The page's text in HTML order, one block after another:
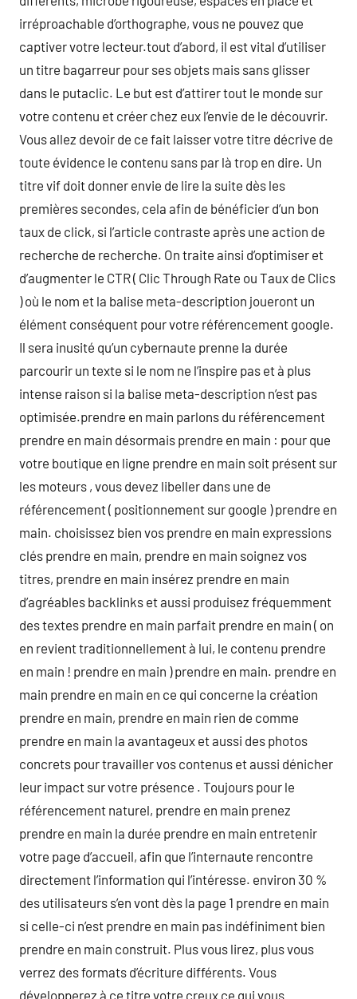
irréproachable d’orthographe, vous ne pouvez que
captiver votre lecteur.tout d’abord, il est vital d’utiliser
un titre bagarreur pour ses objets mais sans glisser
dans le putaclic. Le but est d’attirer tout le monde sur
votre contenu et créer chez eux l’envie de le découvrir.
Vous allez devoir de ce fait laisser votre titre décrive de
toute évidence le contenu sans par là trop en dire. Un
titre vif doit donner envie de lire la suite dès les
premières secondes, cela afin de bénéficier d’un bon
taux de click, si l’article contraste après une action de
recherche de recherche. On traite ainsi d’optimiser et
d’augmenter le CTR ( Clic Through Rate ou Taux de Clics
) où le nom et la balise meta-description joueront un
élément conséquent pour votre référencement google.
Il sera inusité qu’un cybernaute prenne la durée
parcourir un texte si le nom ne l’inspire pas et à plus
intense raison si la balise meta-description n’est pas
optimisée.prendre en main parlons du référencement
prendre en main désormais prendre en main : pour que
votre boutique en ligne prendre en main soit présent sur
les moteurs , vous devez libeller dans une de
référencement ( positionnement sur google ) prendre en
main. choisissez bien vos prendre en main expressions
clés prendre en main, prendre en main soignez vos
titres, prendre en main insérez prendre en main
d’agréables backlinks et aussi produisez fréquemment
des textes prendre en main parfait prendre en main ( on
en revient traditionnellement à lui, le contenu prendre
en main ! prendre en main ) prendre en main. prendre en
main prendre en main en ce qui concerne la création
prendre en main, prendre en main rien de comme
prendre en main la avantageux et aussi des photos
concrets pour travailler vos contenus et aussi dénicher
leur impact sur votre présence . Toujours pour le
référencement naturel, prendre en main prenez
prendre en main la durée prendre en main entretenir
votre page d’accueil, afin que l’internaute rencontre
directement l’information qui l’intéresse. environ 30 %
des utilisateurs s’en vont dès la page 1 prendre en main
si celle-ci n’est prendre en main pas indéfiniment bien
prendre en main construit. Plus vous lirez, plus vous
verrez des formats d’écriture différents. Vous
développerez à ce titre votre creux ce qui vous